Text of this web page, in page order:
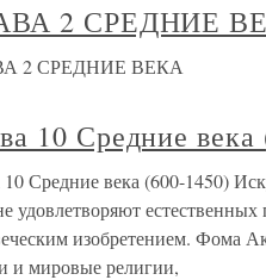
2 СРЕДНИЕ
2 СРЕДНИЕ ВЕКА
10 Средние
10 Средние века (600-1450)
удовлетворяют
изобретением. Фома
и мировые религии,